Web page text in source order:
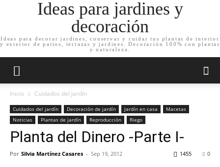
Ideas para jardines y
decoración
Ideas para decorar jardines, conservar y cuidar tus plantas de interior
y exterior de patios, terrazas y jardines. Decoración 100% con plantas
y naturaleza.
Inicio Cuidados del jardín
Cuidados del jardín Decoración de jardín Jardín en casa
Macetas
Noticias
Plantas de jardín Reproducción Riego
Planta del Dinero -Parte I-
Por Silvia Martínez Casares - Sep 19, 2012 0
1455